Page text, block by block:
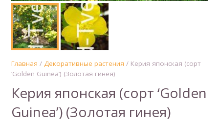
Главная / Декоративные растения / Керия японская (сорт
‘Golden Guinea’) (Золотая гинея)
Керия японская (сорт ‘Golden
Guinea’) (Золотая гинея)